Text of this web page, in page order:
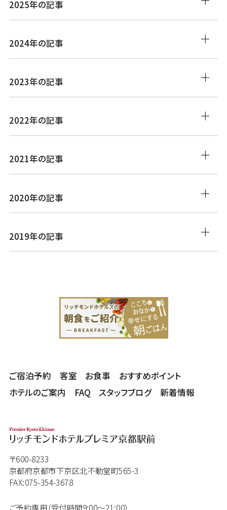
2025年の記事
2024年の記事
2023年の記事
2022年の記事
2021年の記事
2020年の記事
2019年の記事
ご宿泊予約 客室 お食事
おすすめポイント
ホテルのご案内
FAQ スタッフブログ 新着情報
〒600-8233
京都府京都市下京区北不動堂町565-3
FAX:075-354-3678
ご予約専用（受付時間9:00～21:00）